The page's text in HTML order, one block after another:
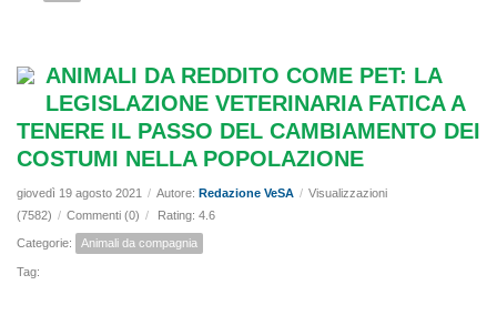
ANIMALI DA REDDITO COME PET: LA
LEGISLAZIONE VETERINARIA FATICA A
TENERE IL PASSO DEL CAMBIAMENTO DEI
COSTUMI NELLA POPOLAZIONE
giovedì 19 agosto 2021 / Autore: Redazione VeSA / Visualizzazioni
(7582) / Commenti (0) / Rating: 4.6
Categorie: Animali da compagnia
Tag: